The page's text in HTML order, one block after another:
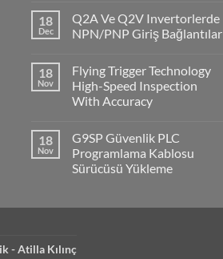
on
CP1H
PLC
Supervisor
Haberleşmesi
18
Dec
Q2A Ve Q2V Invertorlerde
NPN/PNP Giriş Bağlantılar
on
Q2A
Ve
Q2V
Giriş
Bağlantılar
18
Nov
Flying Trigger Technology
High-Speed Inspection
With Accuracy
on
Flying
Trigger
Technology
With
18
Nov
G9SP Güvenlik PLC
Programlama Kablosu
Sürücüsü Yükleme
Programlama
Kablosu
- Atilla Kılınç